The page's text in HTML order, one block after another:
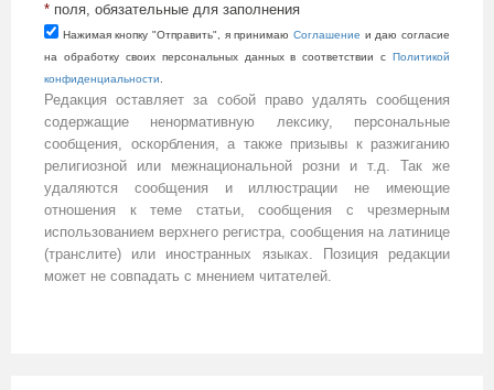
* поля, обязательные для заполнения
Нажимая кнопку "Отправить", я принимаю Cоглашение и даю согласие
на обработку своих персональных данных в соответствии с Политикой
конфиденциальности.
Редакция оставляет за собой право удалять сообщения
содержащие ненормативную лексику, персональные
сообщения, оскорбления, а также призывы к разжиганию
религиозной или межнациональной розни и т.д. Так же
удаляются сообщения и иллюстрации не имеющие
отношения к теме статьи, сообщения с чрезмерным
использованием верхнего регистра, сообщения на латинице
(транслите) или иностранных языках. Позиция редакции
может не совпадать с мнением читателей.